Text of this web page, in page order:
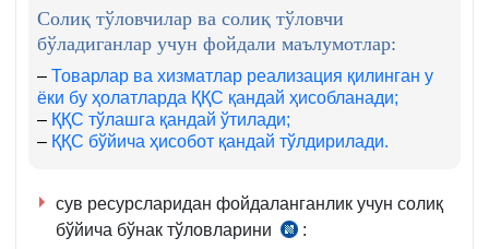
м.
Солиқ тўловчилар ва солиқ тўловчи
бўладиганлар учун фойдали маълумотлар:
– Товарлар ва хизматлар реализация қилинган у
ёки бу ҳолатларда ҚҚС қандай ҳисобланади;
– ҚҚС тўлашга қандай ўтилади;
– ҚҚС бўйича ҳисобот қандай тўлдирилади.
сув ресурсларидан фойдаланганлик учун солиқ
бўйича бўнак тўловларини
СК
: